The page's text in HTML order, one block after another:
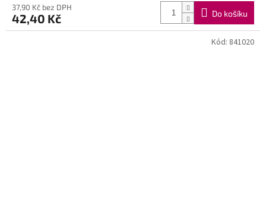
37,90 Kč bez DPH
42,40 Kč Do košíku
Kód: 841020